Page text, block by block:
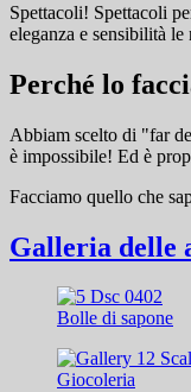
Spettacoli! Spettacoli
eleganza e sensibilità
Perché lo
Abbiam scelto di "far
è impossibile! Ed è
Facciamo quello che
Galleria delle
Bolle di sapone
Giocoleria